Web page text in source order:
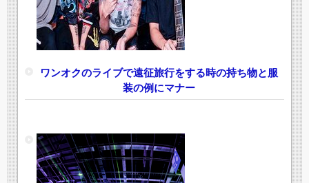
ワンオクのライブで遠征旅行をする時の持ち物と服
装の例にマナー